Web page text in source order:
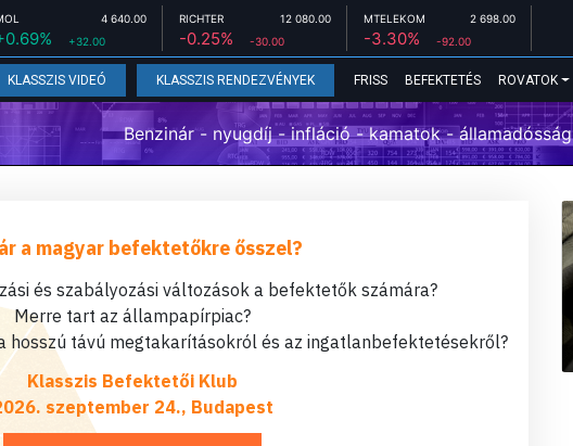
4 640.00
+32.00
RICHTER 12 080.00
-0.25% -30.00
MTELEKOM 2 698.00
-3.30% -92.00
KLASSZIS VIDEÓ KLASSZIS RENDEZVÉNYEK FRISS BEFEKTETÉS ROVATOK
Benzinár - nyugdíj - infláció - kamatok - államadósság
a magyar befektetőkre ősszel?
és szabályozási változások a befektetők számára?
Merre tart az állampapírpiac?
hosszú távú megtakarításokról és az ingatlanbefektetésekről?
Klasszis Befektetői Klub
szeptember 24., Budapest